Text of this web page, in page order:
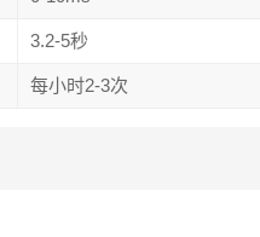
3.2-5秒
每小时2-3次